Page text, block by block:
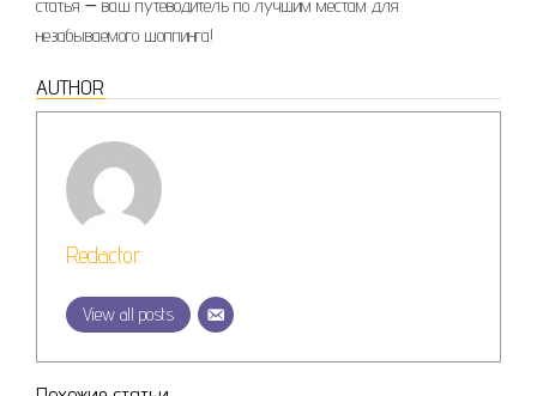
статья ౼ ваш путеводитель по лучшим местам для
незабываемого шоппинга!
AUTHOR
Redactor
View all posts